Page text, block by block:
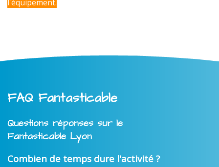
l'équipement.
FAQ Fantasticable
Questions réponses sur le
Fantasticable Lyon
Combien de temps dure l'activité ?